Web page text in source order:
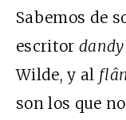
Sabemos de
escritordandy
Wilde, y al
son los que